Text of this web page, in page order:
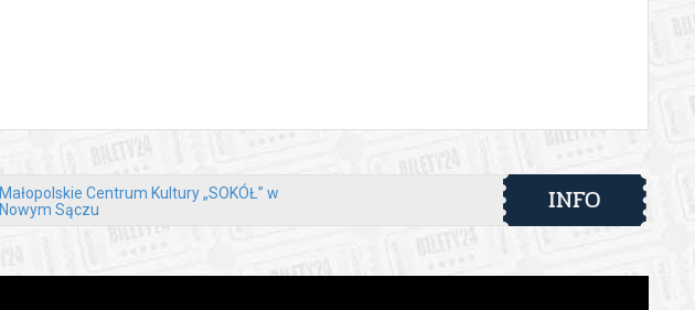
Małopolskie Centrum Kultury „SOKÓŁ” w
Nowym Sączu
INFO